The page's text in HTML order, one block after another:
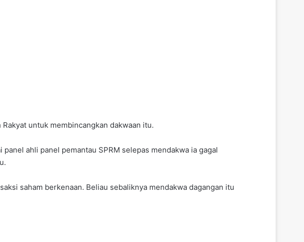
untuk membincangkan dakwaan itu.
ahli panel pemantau SPRM selepas mendakwa ia gagal
saham berkenaan. Beliau sebaliknya mendakwa dagangan itu